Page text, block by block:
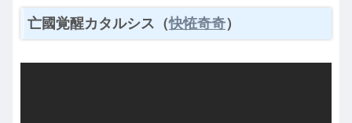
亡國覚醒カタルシス（快恠奇奇）